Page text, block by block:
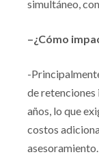
simultáneo,
–¿Cómo
-
de
años, lo que
costos